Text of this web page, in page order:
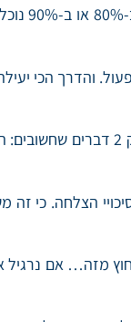
כך, לא כל דבר חדש
והדרך הכי
זה יכול להיות צילום של ההגעה למטרה. זה יכול להיות הדבר שנשיג
הצלחה. כי זה
מזה… אם נרגיל